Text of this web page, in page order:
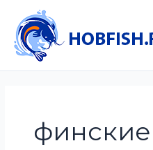
содержимому
финские